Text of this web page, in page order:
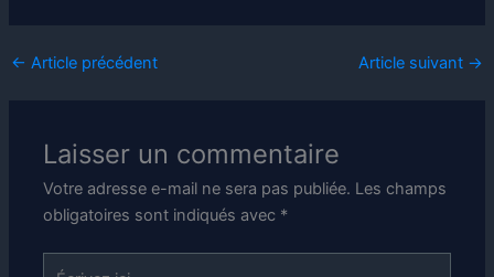
← Article précédent Article suivant →
Laisser un commentaire
Votre adresse e-mail ne sera pas publiée. Les champs
obligatoires sont indiqués avec *
Écrivez